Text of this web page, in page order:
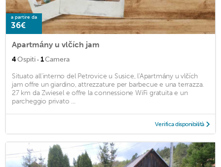
a partire da
36€
Apartmány u vlčích jam
4Ospiti · 1Camera
Situato all'interno del Petrovice u Susice, l'Apartmány u vlčích
jam offre un giardino, attrezzature per barbecue e una terrazza.
27 km da Zwiesel e offre la connessione WiFi gratuita e un
parcheggio privato ...
Verifica disponibilità